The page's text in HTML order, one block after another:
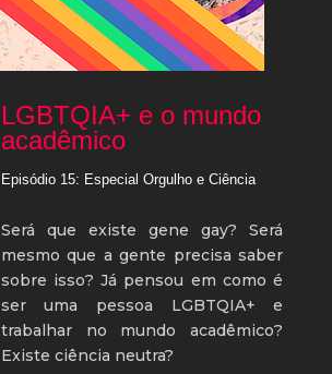
LGBTQIA+ e o mundo
acadêmico
Episódio 15: Especial Orgulho e Ciência
Será que existe gene gay? Será
mesmo que a gente precisa saber
sobre isso?Já pensou em como é
ser uma pessoa LGBTQIA+ e
trabalhar no mundo acadêmico?
Existe ciência neutra?